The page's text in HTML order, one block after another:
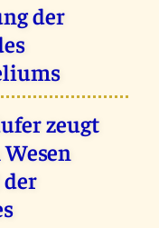
der
zeugt
der